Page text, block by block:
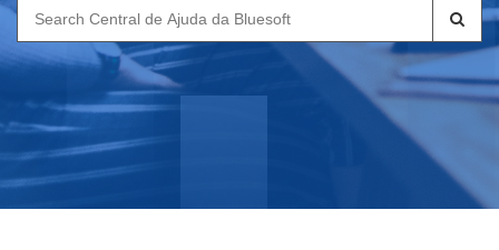
Search
for: